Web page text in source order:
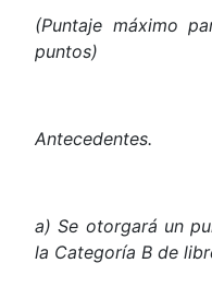
(Puntaje máximo
puntos)
Antecedentes.
a) Se otorgará un
la Categoría B de